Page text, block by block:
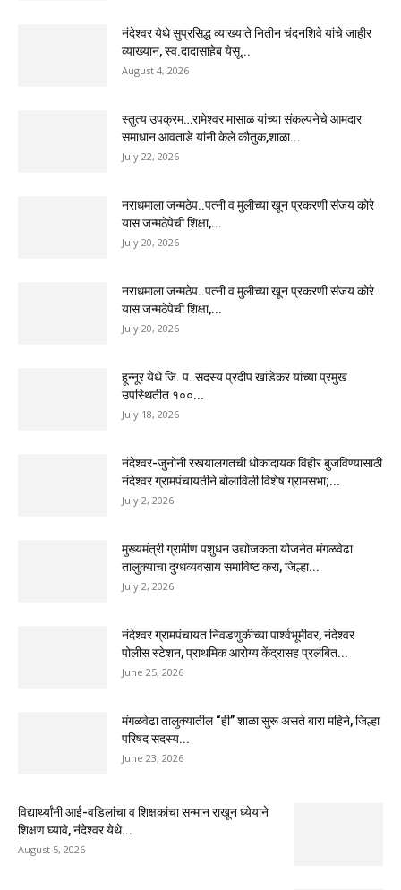
नंदेश्वर येथे सुप्रसिद्ध व्याख्याते नितीन चंदनशिवे यांचे जाहीर
व्याख्यान, स्व.दादासाहेब येसू...
August 4, 2026
स्तुत्य उपक्रम…रामेश्वर मासाळ यांच्या संकल्पनेचे आमदार
समाधान आवताडे यांनी केले कौतुक,शाळा...
July 22, 2026
नराधमाला जन्मठेप..पत्नी व मुलीच्या खून प्रकरणी संजय कोरे
यास जन्मठेपेची शिक्षा,...
July 20, 2026
नराधमाला जन्मठेप..पत्नी व मुलीच्या खून प्रकरणी संजय कोरे
यास जन्मठेपेची शिक्षा,...
July 20, 2026
हून्नूर येथे जि. प. सदस्य प्रदीप खांडेकर यांच्या प्रमुख
उपस्थितीत १००...
July 18, 2026
नंदेश्वर-जुनोनी रस्त्यालगतची धोकादायक विहीर बुजविण्यासाठी
नंदेश्वर ग्रामपंचायतीने बोलाविली विशेष ग्रामसभा;...
July 2, 2026
मुख्यमंत्री ग्रामीण पशुधन उद्योजकता योजनेत मंगळवेढा
तालुक्याचा दुग्धव्यवसाय समाविष्ट करा, जिल्हा...
July 2, 2026
नंदेश्वर ग्रामपंचायत निवडणुकीच्या पार्श्वभूमीवर, नंदेश्वर
पोलीस स्टेशन, प्राथमिक आरोग्य केंद्रासह प्रलंबित...
June 25, 2026
मंगळवेढा तालुक्यातील “ही” शाळा सुरू असते बारा महिने, जिल्हा
परिषद सदस्य...
June 23, 2026
विद्यार्थ्यांनी आई-वडिलांचा व शिक्षकांचा सन्मान राखून ध्येयाने
शिक्षण घ्यावे, नंदेश्वर येथे...
August 5, 2026